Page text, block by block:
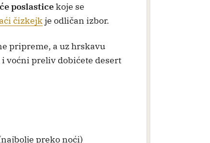
poslasticekoje se
čizkejkje odličan izbor.
pripreme, a uz hrskavu
voćni preliv dobićete desert
preko noći)